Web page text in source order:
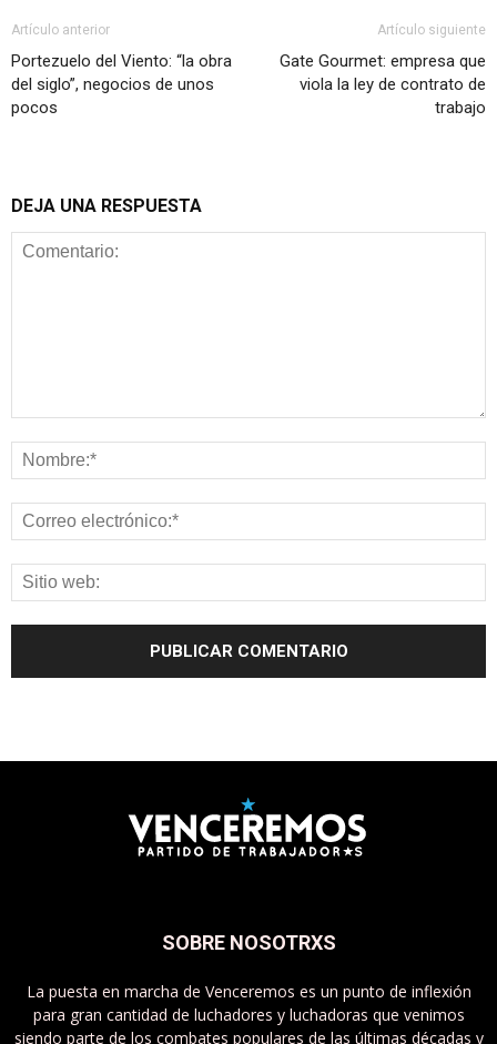
Artículo anterior
Portezuelo del Viento: “la obra
del siglo”, negocios de unos
pocos
Artículo siguiente
Gate Gourmet: empresa que
viola la ley de contrato de
trabajo
DEJA UNA RESPUESTA
SOBRE NOSOTRXS
La puesta en marcha de Venceremos es un punto de inflexión
para gran cantidad de luchadores y luchadoras que venimos
siendo parte de los combates populares de las últimas décadas y